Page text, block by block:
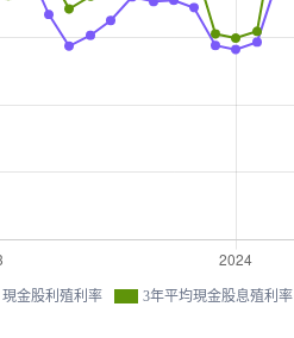
現金股利殖利率 3年平均現金股息殖利率